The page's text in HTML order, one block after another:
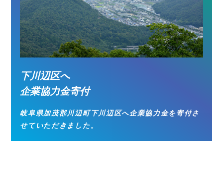
下川辺区へ
企業協力金寄付
岐阜県加茂郡川辺町下川辺区へ企業協力金を寄付さ
せていただきました。